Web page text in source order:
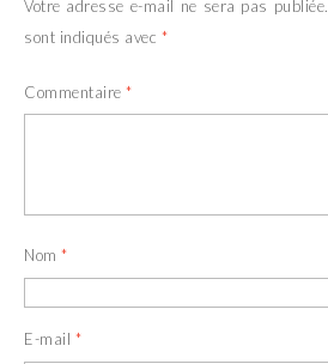
Votre adresse e-mail ne sera pas publiée.
sont indiqués avec *
Commentaire *
Nom *
E-mail *